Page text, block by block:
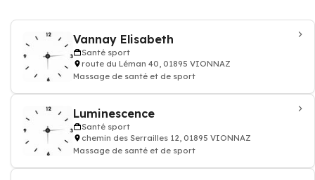
Vannay Elisabeth
Santé sport
route du Léman 40, 01895 VIONNAZ
Massage de santé et de sport
Luminescence
Santé sport
chemin des Serrailles 12, 01895 VIONNAZ
Massage de santé et de sport